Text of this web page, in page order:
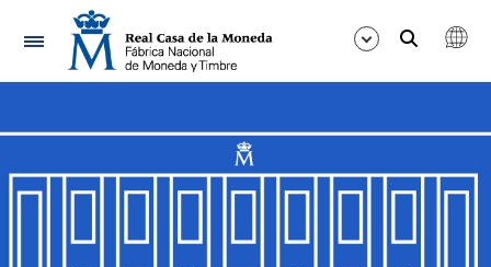
Nabigazioa
Erakutsi/Ezkutatu